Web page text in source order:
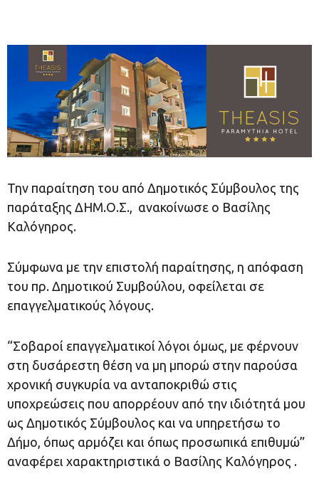
Την παραίτηση του από Δημοτικός Σύμβουλος της
παράταξης ΔΗΜ.Ο.Σ., ανακοίνωσε ο Βασίλης
Καλόγηρος.
Σύμφωνα με την επιστολή παραίτησης, η απόφαση
του πρ. Δημοτικού Συμβούλου, οφείλεται σε
επαγγελματικούς λόγους.
“Σοβαροί επαγγελματικοί λόγοι όμως, με φέρνουν
στη δυσάρεστη θέση να μη μπορώ στην παρούσα
χρονική συγκυρία να ανταποκριθώ στις
υποχρεώσεις που απορρέουν από την ιδιότητά μου
ως Δημοτικός Σύμβουλος και να υπηρετήσω το
Δήμο, όπως αρμόζει και όπως προσωπικά επιθυμώ”
αναφέρει χαρακτηριστικά ο Βασίλης Καλόγηρος .